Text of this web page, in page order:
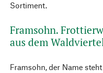
Sortiment.
Framsohn.
aus dem
Framsohn, der Name